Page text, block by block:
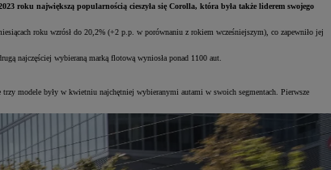
roku największą popularnością cieszyła się Corolla, która była także liderem swojego
roku wzrósł do 20,2% (+2 p.p. w porównaniu z rokiem wcześniejszym), co zapewniło jej
najczęściej wybieraną marką flotową wyniosła ponad 1100 aut.
modele były w kwietniu najchętniej wybieranymi autami w swoich segmentach. Pierwsze